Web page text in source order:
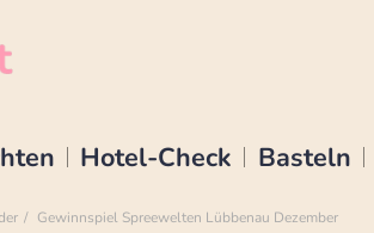
Hotel-Check Basteln
Gewinnspiel Spreewelten Lübbenau Dezember